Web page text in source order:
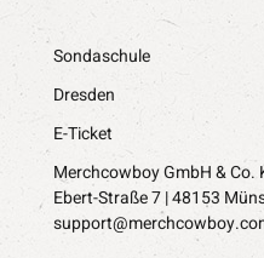
Sondaschule
Dresden
E-Ticket
Merchcowboy GmbH & Co.
Ebert-Straße 7 | 48153